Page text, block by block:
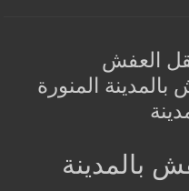
العفش
المنورة
بالمدينة